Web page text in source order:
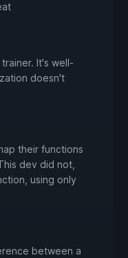
It's well-
doesn't
their functions
dev did not,
using only
between a